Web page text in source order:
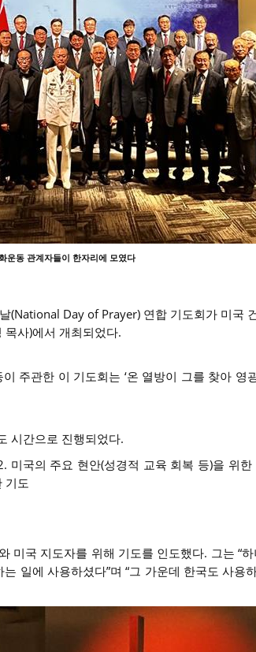
운동 관계자들이 한자리에 모였다
(National Day of Prayer) 연합 기도회가 미국
사)에서 개최되었다.
주관한 이 기도회는 ‘온 열방이 그를 찾아 영
시간으로 진행되었다.
미국의 주요 현안(성경적 교육 회복 등)을 위
기도
미국 지도자를 위해 기도를 인도했다. 그는 “
일에 사용하셨다”며 “그 가운데 한국도 사용